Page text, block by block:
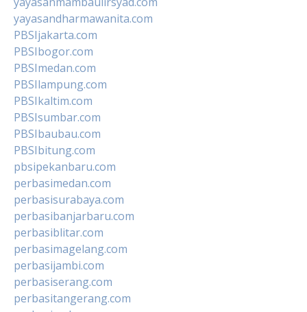
yayasandharmawanita.com
PBSIjakarta.com
PBSIbogor.com
PBSImedan.com
PBSIlampung.com
PBSIkaltim.com
PBSIsumbar.com
PBSIbaubau.com
PBSIbitung.com
pbsipekanbaru.com
perbasimedan.com
perbasisurabaya.com
perbasibanjarbaru.com
perbasiblitar.com
perbasimagelang.com
perbasijambi.com
perbasiserang.com
perbasitangerang.com